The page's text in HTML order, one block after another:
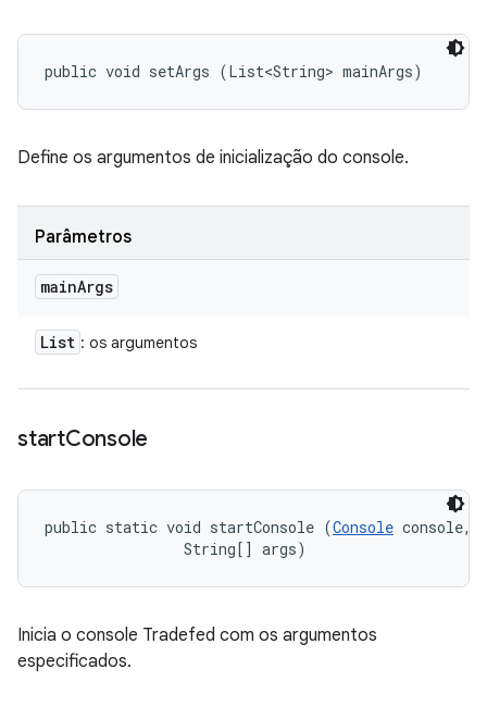
public void setArgs (List<String> mainArgs)
Define os argumentos de inicialização do console.
Parâmetros
mainArgs
List : os argumentos
startConsole
public static void startConsole (Console console,
                String[] args)
Inicia o console Tradefed com os argumentos
especificados.